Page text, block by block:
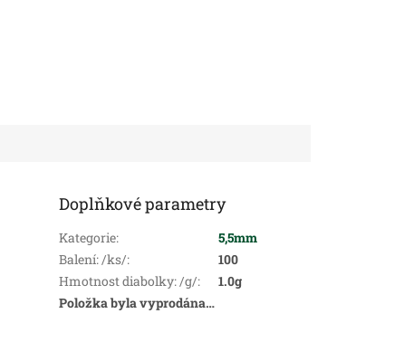
Doplňkové parametry
Kategorie:
5,5mm
Balení: /ks/:
100
Hmotnost diabolky: /g/:
1.0g
Položka byla vyprodána…